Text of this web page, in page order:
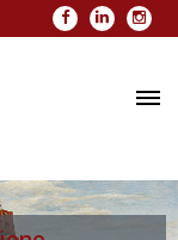
Facebook
LinkedIn